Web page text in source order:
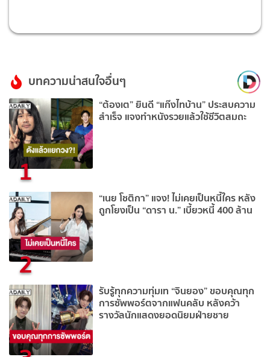
บทความน่าสนใจอื่นๆ
1
“ต้องเต” ยินดี “แก๊งไทบ้าน” ประสบความ
สำเร็จ แจงทำหนังรวยแล้วใช้ชีวิตสมถะ
2
“เนย โชติกา” แจง! ไม่เคยเป็นหนี้ใคร หลัง
ถูกโยงเป็น “ดารา น.” เบี้ยวหนี้ 400 ล้าน
รับรู้ทุกความทุ่มเท “จินยอง” ขอบคุณทุก
การซัพพอร์ตจากแฟนคลับ หลังคว้า
รางวัลนักแสดงยอดนิยมฝ่ายชาย